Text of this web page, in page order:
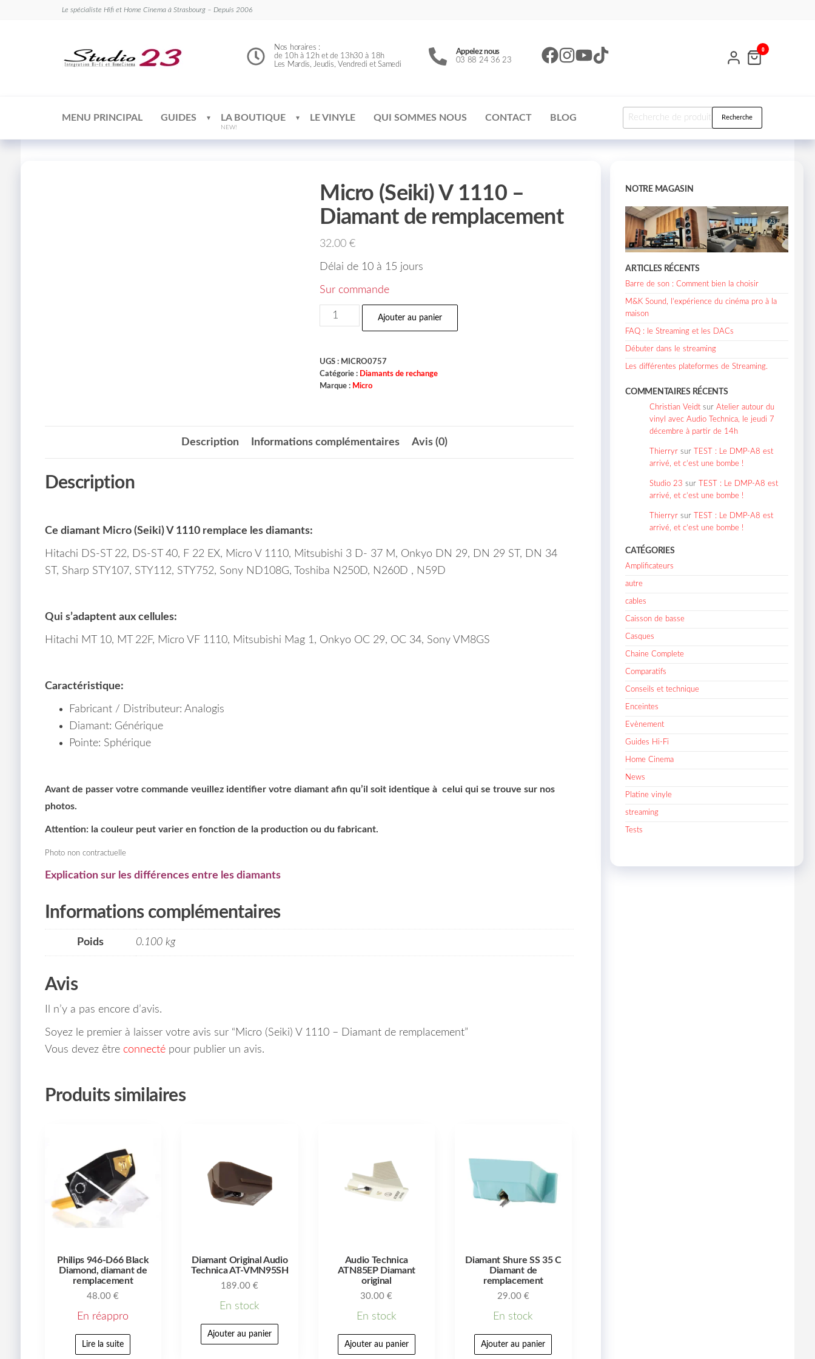
Le spécialiste Hifi et Home Cinema à Strasbourg – Depuis 2006
Nos horaires :
de 10h à 12h et de 13h30 à 18h
Les Mardis, Jeudis, Vendredi et Samedi
Appelez nous
03 88 24 36 23
0
MENU PRINCIPAL GUIDES LA BOUTIQUE
NEW!
LE VINYLE QUI SOMMES NOUS CONTACT BLOG Recherche
Micro (Seiki) V 1110 –
Diamant de remplacement
32.00€
Délai de 10 à 15 jours
Sur commande
Ajouter au panier
UGS : MICRO0757
Catégorie : Diamants de rechange
Marque : Micro
Description Informations complémentaires Avis (0)
Description
Ce diamant Micro (Seiki) V 1110 remplace les diamants:
Hitachi DS-ST 22, DS-ST 40, F 22 EX, Micro V 1110, Mitsubishi 3 D- 37 M, Onkyo DN 29, DN 29 ST, DN 34
ST, Sharp STY107, STY112, STY752, Sony ND108G, Toshiba N250D, N260D , N59D
Qui s’adaptent aux cellules:
Hitachi MT 10, MT 22F, Micro VF 1110, Mitsubishi Mag 1, Onkyo OC 29, OC 34, Sony VM8GS
Caractéristique:
Fabricant / Distributeur: Analogis
Diamant: Générique
Pointe: Sphérique
Avant de passer votre commande veuillez identifier votre diamant afin qu’il soit identique à celui qui se trouve sur nos
photos.
Attention: la couleur peut varier en fonction de la production ou du fabricant.
Photo non contractuelle
Explication sur les différences entre les diamants
Informations complémentaires
Poids 0.100 kg
Avis
Il n’y a pas encore d’avis.
Soyez le premier à laisser votre avis sur “Micro (Seiki) V 1110 – Diamant de remplacement”
Vous devez être connectépour publier un avis.
Produits similaires
Philips 946-D66 Black
Diamond, diamant de
remplacement
48.00€
En réappro
Lire la suite
Diamant Original Audio
Technica AT-VMN95SH
189.00€
En stock
Ajouter au panier
Audio Technica
ATN85EP Diamant
original
30.00€
En stock
Ajouter au panier
Diamant Shure SS 35 C
Diamant de
remplacement
29.00 €
En stock
Ajouter au panier
NOTRE MAGASIN
ARTICLES RÉCENTS
Barre de son : Comment bien la choisir
M&K Sound, l’expérience du cinéma pro à la
maison
FAQ : le Streaming et les DACs
Débuter dans le streaming
Les différentes plateformes de Streaming.
COMMENTAIRES RÉCENTS
Christian Veidt surAtelier autour du
vinyl avec Audio Technica, le jeudi 7
décembre à partir de 14h
Thierryr sur
TEST : Le DMP-A8 est
arrivé, et c’est une bombe !
Studio 23 sur
TEST : Le DMP-A8 est
arrivé, et c’est une bombe !
Thierryr sur
TEST : Le DMP-A8 est
arrivé, et c’est une bombe !
CATÉGORIES
Amplificateurs
autre
cables
Caisson de basse
Casques
Chaine Complete
Comparatifs
Conseils et technique
Enceintes
Evènement
Guides Hi-Fi
Home Cinema
News
Platine vinyle
streaming
Tests